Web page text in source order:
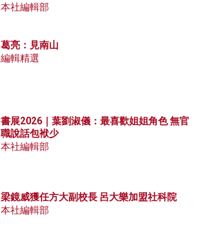
本社編輯部
葛亮：見南山
編輯精選
書展2026｜葉劉淑儀：最喜歡姐姐角色 無官
職說話包袱少
本社編輯部
梁鏡威獲任方大副校長 呂大樂加盟社科院
本社編輯部